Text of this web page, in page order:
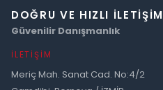
DOĞRU VE HIZLI İLETIŞIM
Güvenilir Danışmanlık
İLETIŞIM
Meriç Mah. Sanat Cad. No:4/2